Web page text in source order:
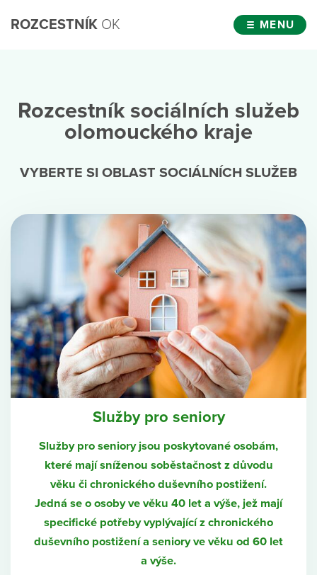
ROZCESTNÍK OK MENU
Rozcestník sociálních služeb
olomouckého kraje
VYBERTE SI OBLAST SOCIÁLNÍCH SLUŽEB
Služby pro seniory
Služby pro seniory jsou poskytované osobám,
které mají sníženou soběstačnost z důvodu
věku či chronického duševního postižení.
Jedná se o osoby ve věku 40 let a výše, jež mají
specifické potřeby vyplývající z chronického
duševního postižení a seniory ve věku od 60 let
a výše.